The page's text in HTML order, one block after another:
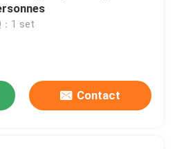
：1 set
Contact